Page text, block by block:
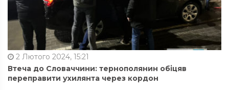
2 Лютого 2024, 15:21
Втеча до Словаччини: тернополянин обіцяв
переправити ухилянта через кордон